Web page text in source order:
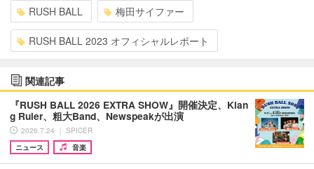
RUSH BALL 梅田サイファー
RUSH BALL 2023 オフィシャルレポート
関連記事
『RUSH BALL 2026 EXTRA SHOW』開催決定、Klan
g Ruler、粗大Band、Newspeakが出演
2026.7.24 ｜ SPICER
ニュース
音楽